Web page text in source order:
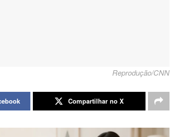
Reprodução/CNN
Compartilhar no X